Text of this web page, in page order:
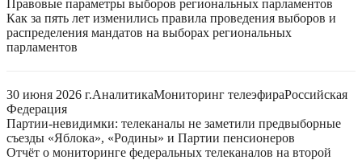
Правовые параметры выборов региональных парламентов
Как за пять лет изменились правила проведения выборов и
распределения мандатов на выборах региональных
парламентов
30 июня 2026 г.АналитикаМониторинг телеэфираРоссийская
Федерация
Партии-невидимки: телеканалы не заметили предвыборные
съезды «Яблока», «Родины» и Партии пенсионеров
Отчёт о мониторинге федеральных телеканалов на второй